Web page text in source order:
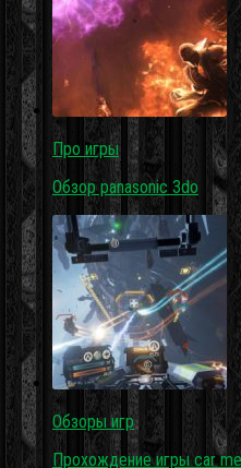
Про игры
Обзор panasonic 3do
Обзоры игр
Прохождение игры car